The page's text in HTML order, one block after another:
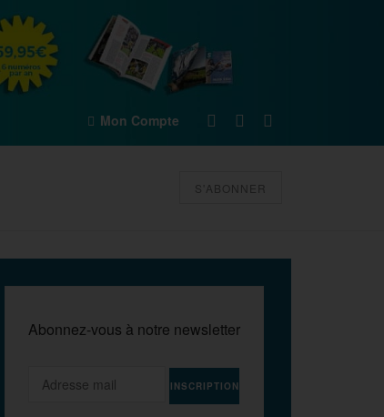
Mon Compte
S'ABONNER
Abonnez-vous à notre newsletter